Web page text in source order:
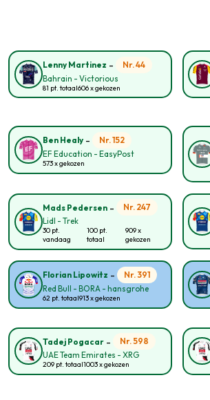
Lenny Martinez -
Nr. 44
Bahrain - Victorious
81 pt. totaal606 x gekozen
Ben Healy-
Nr. 152
EF Education - EasyPost
573 x gekozen
Mads Pedersen-
Nr. 247
Lidl - Trek
30 pt.
vandaag
100 pt.
totaal
909 x
gekozen
Florian Lipowitz -
Nr. 391
Red Bull - BORA - hansgrohe
62 pt. totaal913 x gekozen
Tadej Pogacar-
Nr. 598
UAE Team Emirates - XRG
209 pt. totaal1003 x gekozen